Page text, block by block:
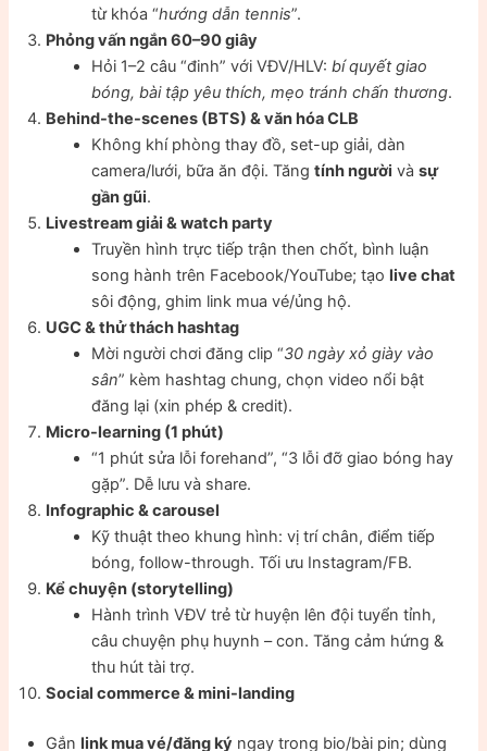
từ khóa “hướng dẫn tennis”.
Phỏng vấn ngắn 60–90 giây
Hỏi 1–2 câu “đinh” với VĐV/HLV:bí quyết giao
bóng, bài tập yêu thích, mẹo tránh chấn thương.
Behind-the-scenes (BTS) & văn hóa CLB
Không khí phòng thay đồ, set-up giải, dàn
camera/lưới, bữa ăn đội. Tăngtính người vàsự
gần gũi.
Livestream giải & watch party
Truyền hình trực tiếp trận then chốt, bình luận
song hành trên Facebook/YouTube; tạo live chat
sôi động, ghim link mua vé/ủng hộ.
UGC & thử thách hashtag
Mời người chơi đăng clip “30 ngày xỏ giày vào
sân” kèm hashtag chung, chọn video nổi bật
đăng lại (xin phép & credit).
Micro-learning (1 phút)
“1 phút sửa lỗi forehand”, “3 lỗi đỡ giao bóng hay
gặp”. Dễ lưu và share.
Infographic & carousel
Kỹ thuật theo khung hình: vị trí chân, điểm tiếp
bóng, follow-through. Tối ưu Instagram/FB.
Kể chuyện (storytelling)
Hành trình VĐV trẻ từ huyện lên đội tuyển tỉnh,
câu chuyện phụ huynh – con. Tăng cảm hứng &
thu hút tài trợ.
Social commerce & mini-landing
Gắn link mua vé/đăng ký ngay trong bio/bài pin; dùng